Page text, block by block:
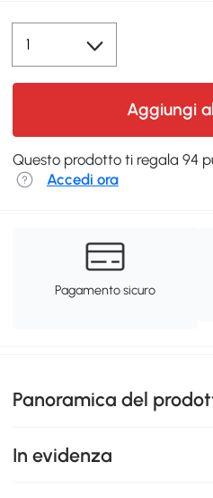
Aggiungi
Questo prodotto ti regala 94
Accedi ora
Pagamento sicuro
Panoramica del
In evidenza